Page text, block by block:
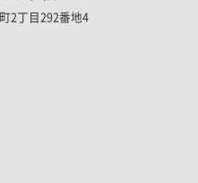
2丁目292番地4